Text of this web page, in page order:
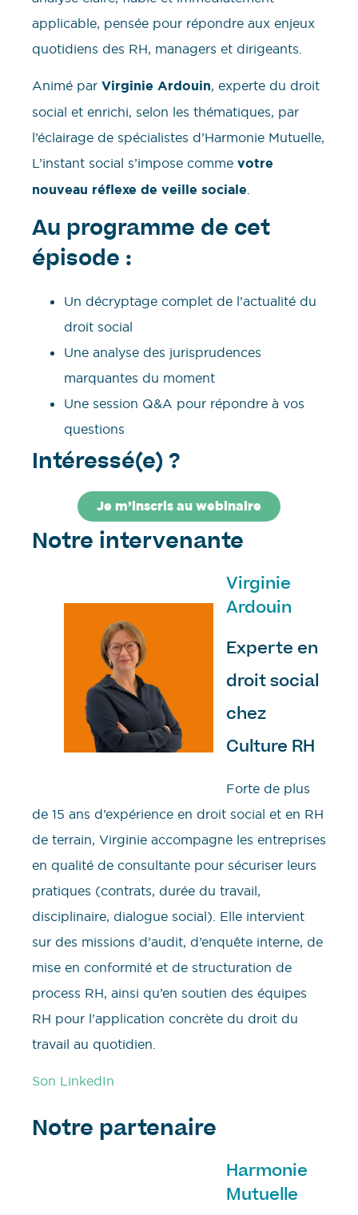
applicable, pensée pour répondre aux enjeux
quotidiens des RH, managers et dirigeants.
Animé par Virginie Ardouin, experte du droit
social et enrichi, selon les thématiques, par
l’éclairage de spécialistes d’Harmonie Mutuelle,
L’instant social s’impose comme votre
nouveau réflexe de veille sociale.
Au programme de cet
épisode :
Un décryptage complet de l’actualité du
droit social
Une analyse des jurisprudences
marquantes du moment
Une session Q&A pour répondre à vos
questions
Intéressé(e) ?
Je m’inscris au webinaire
Notre intervenante
Virginie
Ardouin
Experte en
droit social
chez
Culture RH
Forte de plus
de 15 ans d’expérience en droit social et en RH
de terrain, Virginie accompagne les entreprises
en qualité de consultante pour sécuriser leurs
pratiques (contrats, durée du travail,
disciplinaire, dialogue social). Elle intervient
sur des missions d’audit, d’enquête interne, de
mise en conformité et de structuration de
process RH, ainsi qu’en soutien des équipes
RH pour l’application concrète du droit du
travail au quotidien.
Son LinkedIn
Notre partenaire
Harmonie
Mutuelle